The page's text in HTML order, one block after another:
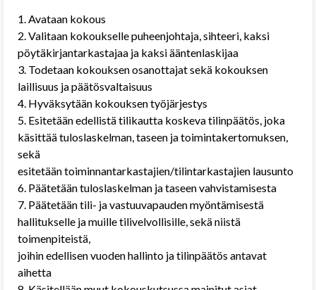
1. Avataan kokous
2. Valitaan kokoukselle puheenjohtaja, sihteeri, kaksi
pöytäkirjantarkastajaa ja kaksi ääntenlaskijaa
3. Todetaan kokouksen osanottajat sekä kokouksen
laillisuus ja päätösvaltaisuus
4. Hyväksytään kokouksen työjärjestys
5. Esitetään edellistä tilikautta koskeva tilinpäätös, joka
käsittää tuloslaskelman, taseen ja toimintakertomuksen,
sekä
esitetään toiminnantarkastajien/tilintarkastajien lausunto
6. Päätetään tuloslaskelman ja taseen vahvistamisesta
7. Päätetään tili- ja vastuuvapauden myöntämisestä
hallitukselle ja muille tilivelvollisille, sekä niistä
toimenpiteistä,
joihin edellisen vuoden hallinto ja tilinpäätös antavat
aihetta